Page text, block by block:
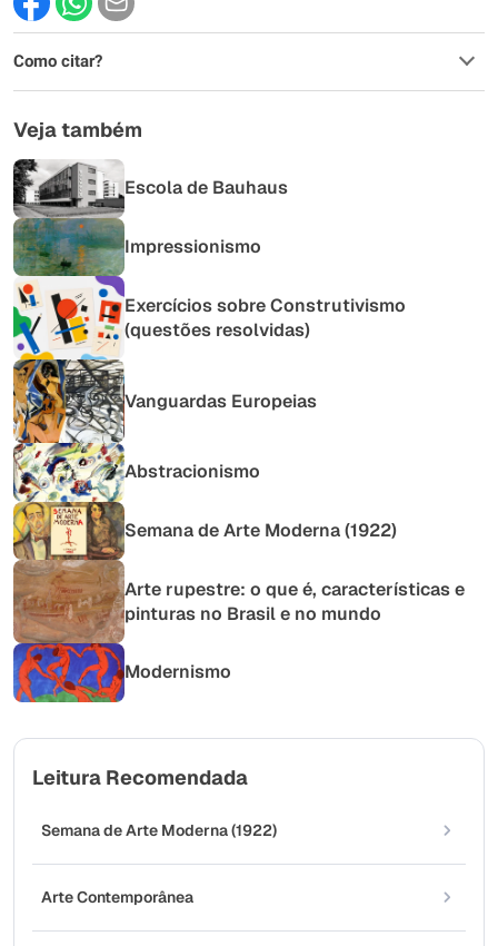
Este conteúdo contém informação incorreta
Este conteúdo não tem a informação que procuro
Como citar?
Veja também
Escola de Bauhaus
Impressionismo
Exercícios sobre Construtivismo
(questões resolvidas)
Vanguardas Europeias
Abstracionismo
Semana de Arte Moderna (1922)
Arte rupestre: o que é, características e
pinturas no Brasil e no mundo
Modernismo
Leitura Recomendada
Semana de Arte Moderna (1922)
Arte Contemporânea